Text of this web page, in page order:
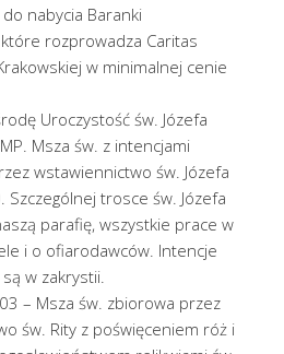
nabycia Baranki
rozprowadza Caritas
w minimalnej cenie
Uroczystość św. Józefa
Msza św. z intencjami
wstawiennictwo św. Józefa
Szczególnej trosce św. Józefa
parafię, wszystkie prace w
i o ofiarodawców. Intencje
w zakrystii.
– Msza św. zbiorowa przez
św. Rity z poświęceniem róż i